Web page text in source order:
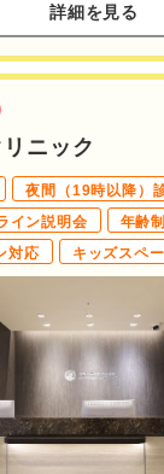
詳細を見る
ニック
夜間（19時以降）
イン説明会
年齢
対応
キッズスペ